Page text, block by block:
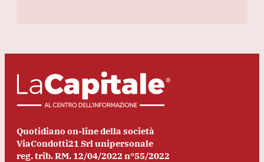
Quotidiano on-line della società
ViaCondotti21 Srl unipersonale
reg. trib. RM. 12/04/2022 n°55/2022